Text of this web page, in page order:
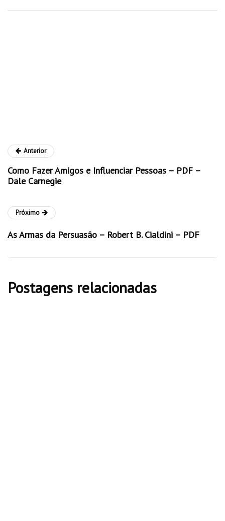
Anterior
Como Fazer Amigos e Influenciar Pessoas – PDF –
Dale Carnegie
Próximo
As Armas da Persuasão – Robert B. Cialdini – PDF
Postagens relacionadas